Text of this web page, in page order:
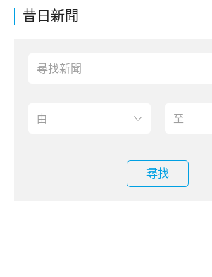
昔日新聞
尋找